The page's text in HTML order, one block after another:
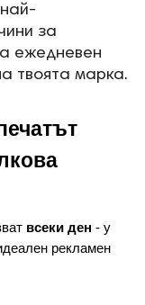
за
ежедневен
твоята марка.
всеки ден - у
рекламен